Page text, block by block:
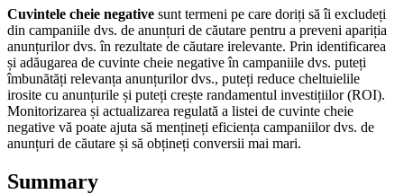
Cuvintele cheie negative sunt termeni pe care doriți să îi excludeți
din campaniile dvs. de anunțuri de căutare pentru a preveni apariția
anunțurilor dvs. în rezultate de căutare irelevante. Prin identificarea
și adăugarea de cuvinte cheie negative în campaniile dvs. puteți
îmbunătăți relevanța anunțurilor dvs., puteți reduce cheltuielile
irosite cu anunțurile și puteți crește randamentul investițiilor (ROI).
Monitorizarea și actualizarea regulată a listei de cuvinte cheie
negative vă poate ajuta să mențineți eficiența campaniilor dvs. de
anunțuri de căutare și să obțineți conversii mai mari.
Summary